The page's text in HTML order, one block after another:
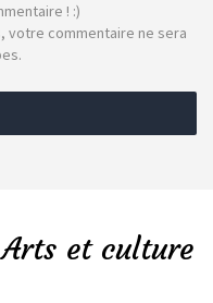
! :)
votre commentaire ne sera
et culture